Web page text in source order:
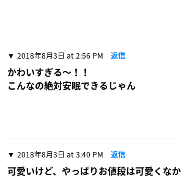
2018年8月3日 at 2:56 PM 返信
かわいすぎる〜！！
こんなの絶対安眠できるじゃん
2018年8月3日 at 3:40 PM 返信
可愛いけど、やっぱりお値段は可愛くな